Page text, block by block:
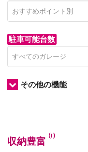
駐車可能台数
その他の機能
収納豊富 (1)
top-